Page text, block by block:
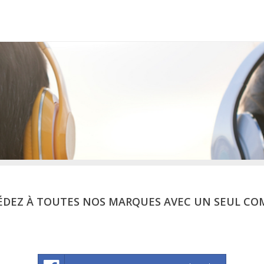
À TOUTES NOS MARQUES AVEC UN SEUL